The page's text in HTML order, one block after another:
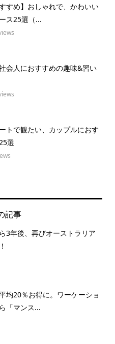
すめ】おしゃれで、かわいい
ス25選（...
会人におすすめの趣味&習い
トで観たい、カップルにおす
選
記事
3年後、再びオーストラリア
均20％お得に。ワーケーショ
「マンス...